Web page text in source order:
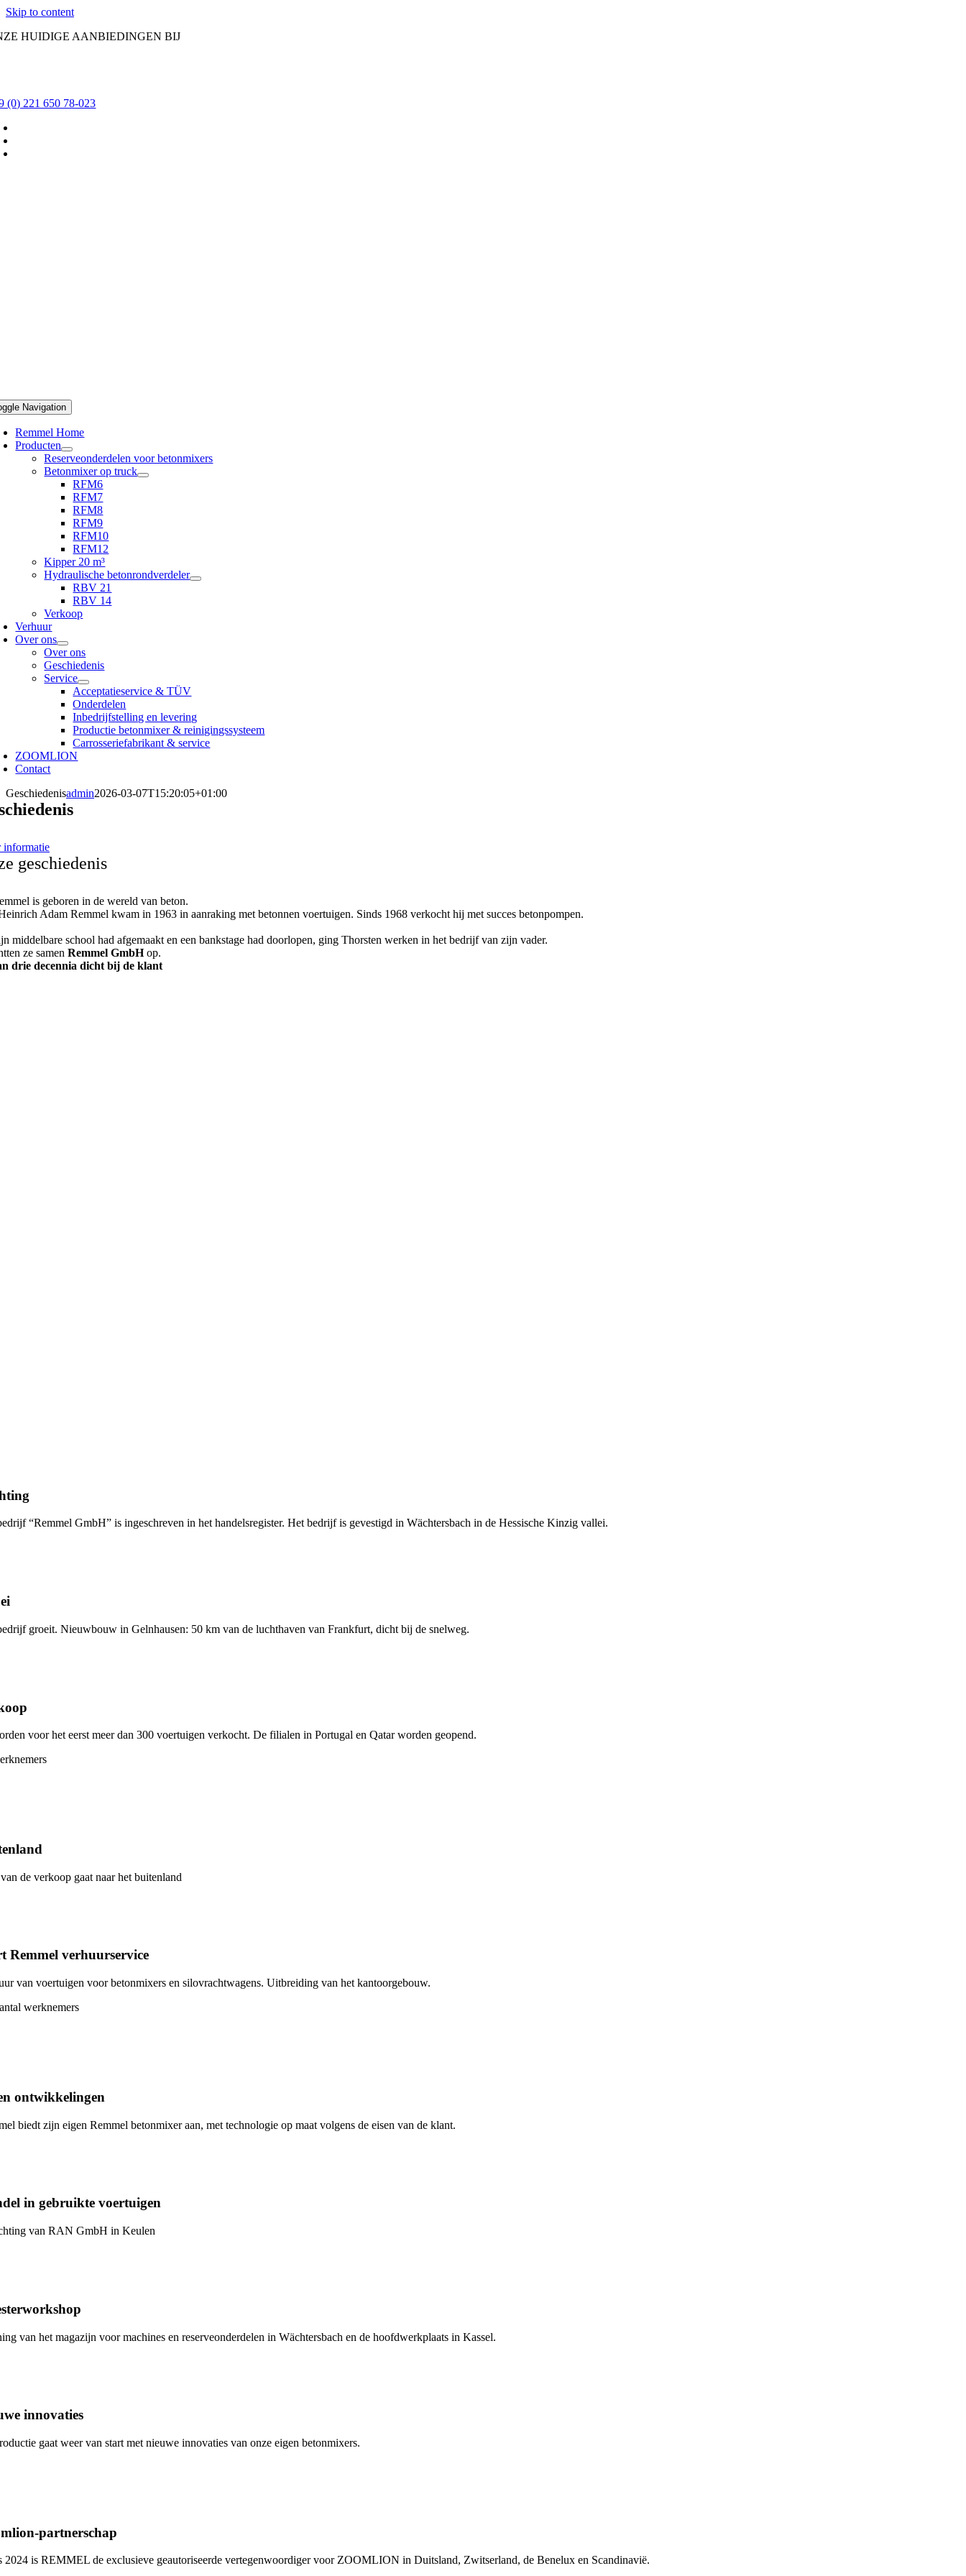
Skip to content
HUIDIGE AANBIEDINGEN BIJ
(0) 221 650 78-023
Navigation
Remmel Home
Producten
Reserveonderdelen voor betonmixers
Betonmixer op truck
RFM6
RFM7
RFM8
RFM9
RFM10
RFM12
Kipper 20 m³
Hydraulische betonrondverdeler
RBV 21
RBV 14
Verkoop
Verhuur
Over ons
Over ons
Geschiedenis
Service
Acceptatieservice & TÜV
Onderdelen
Inbedrijfstelling en levering
Productie betonmixer & reinigingssysteem
Carrosseriefabrikant & service
ZOOMLION
Contact
Geschiedenisadmin2026-03-07T15:20:05+01:00
informatie
geschiedenis
is geboren in de wereld van beton.
Adam Remmel kwam in 1963 in aanraking met betonnen voertuigen. Sinds 1968 verkocht hij met succes betonpompen.
middelbare school had afgemaakt en een bankstage had doorlopen, ging Thorsten werken in het bedrijf van zijn vader.
ze samen Remmel GmbHop.
drie decennia dicht bij de klant
“Remmel GmbH” is ingeschreven in het handelsregister. Het bedrijf is gevestigd in Wächtersbach in de Hessische Kinzig vallei.
groeit. Nieuwbouw in Gelnhausen: 50 km van de luchthaven van Frankfurt, dicht bij de snelweg.
voor het eerst meer dan 300 voertuigen verkocht. De filialen in Portugal en Qatar worden geopend.
de verkoop gaat naar het buitenland
Remmel verhuurservice
van voertuigen voor betonmixers en silovrachtwagens. Uitbreiding van het kantoorgebouw.
werknemers
ontwikkelingen
biedt zijn eigen Remmel betonmixer aan, met technologie op maat volgens de eisen van de klant.
in gebruikte voertuigen
van RAN GmbH in Keulen
van het magazijn voor machines en reserveonderdelen in Wächtersbach en de hoofdwerkplaats in Kassel.
innovaties
gaat weer van start met nieuwe innovaties van onze eigen betonmixers.
partnerschap
2024 is REMMEL de exclusieve geautoriseerde vertegenwoordiger voor ZOOMLION in Duitsland, Zwitserland, de Benelux en Scandinavië.